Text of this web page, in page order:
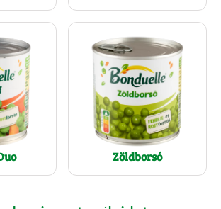
Zöldborsó